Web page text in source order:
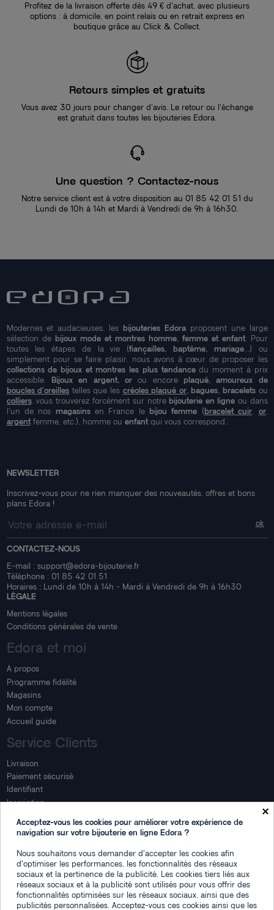
Profitez de la livraison offerte dès 49 € d’achat, avec plusieurs
options : à domicile, en point relais ou en retrait express en
boutique grâce au Click & Collect.
Retours simples et gratuits
Vous avez 30 jours pour changer d’avis. Le retour ou l’échange
est gratuit dans toutes les bijouteries Edora.
Une question ? Contactez-nous
Notre service client est à votre disposition au 01 85 42 01 51 du
Lundi de 10h à 14h et Mardi à Vendredi de 9h à 16h30.
Modernes et audacieuses, les bijouteries Edoraproposent une large
sélection de bijoux mode et montres homme, femme et enfant. Pour
toutes les étapes de la vie (fiançailles, baptême, mariage...) ou
simplement pour se faire plaisir, nous avons à cœur de proposer les
collections de bijoux et montres les plus tendancedu moment à prix
accessible. Bijoux en argent, orou encore plaqué, amoureux de
boucles d'oreilles telles que les créoles plaqué or, bagues, braceletsou
colliers, vous trouverez forcément sur notre bijouterie en ligne ou dans
l'un de nos magasinsen France le bijou femme (bracelet cuir or,
argentfemme, etc.), homme ou enfantqui vous correspond..
NEWSLETTER
Inscrivez-vous pour ne rien manquer des nouveautés, offres et bons
plans Edora !
CONTACTEZ-NOUS
E-mail : support@edora-bijouterie.fr
Téléphone : 01 85 42 01 51
Horaires : Lundi de 10h à 14h - Mardi à Vendredi de 9h à 16h30
LÉGALE
Mentions légales
Conditions générales de vente
Edora et moi
A propos
Programme fidélité
Magasins
Mon compte
Accueil guide
Service Clients
Livraison
Paiement sécurisé
Identifiant
Inscription
Mon espace
Suivi de commande
Connexion
Créez votre compte
Des questions
×
Acceptez-vous les cookies pour améliorer votre expérience de
navigation sur votre bijouterie en ligne Edora ?
Nous souhaitons vous demander d'accepter les cookies afin
d'optimiser les performances, les fonctionnalités des réseaux
sociaux et la pertinence de la publicité. Les cookies tiers liés aux
réseaux sociaux et à la publicité sont utilisés pour vous offrir des
fonctionnalités optimisées sur les réseaux sociaux, ainsi que des
publicités personnalisées. Acceptez-vous ces cookies ainsi que les